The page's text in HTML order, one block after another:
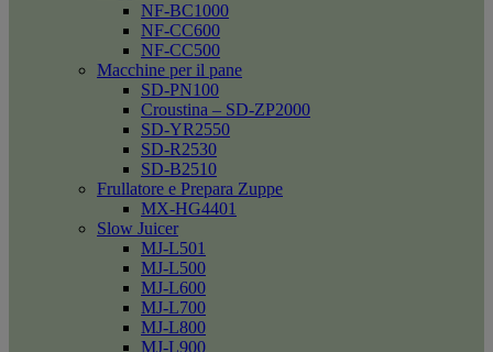
NF-BC1000
NF-CC600
NF-CC500
Macchine per il pane
SD-PN100
Croustina – SD-ZP2000
SD-YR2550
SD-R2530
SD-B2510
Frullatore e Prepara Zuppe
MX-HG4401
Slow Juicer
MJ-L501
MJ-L500
MJ-L600
MJ-L700
MJ-L800
MJ-L900